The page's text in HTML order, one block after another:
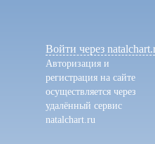
Войтичерез
Авторизация и
регистрация на сайте
осуществляется через
удалённый сервис
natalchart.ru